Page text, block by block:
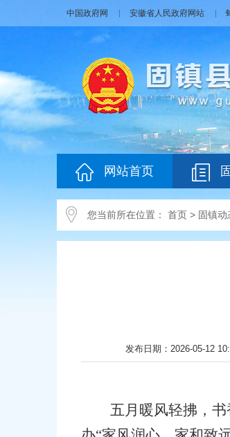
中国政府网 安徽省人民政府网站
网站首页
您当前所在位置： 首页 > 固镇动
发布日期：2026-05-12
五月暖风轻拂，